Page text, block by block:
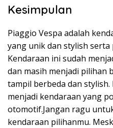
Kesimpulan
Piaggio Vespa adalah
yang unik dan stylish
Kendaraan ini sudah
dan masih menjadi pilihan
tampil berbeda dan stylish.
menjadi kendaraan yang
otomotif.Jangan ragu
kendaraan pilihanmu.